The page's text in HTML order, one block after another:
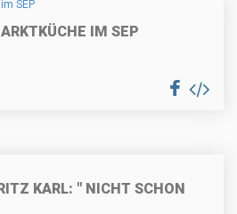
IM SEP
KARL: " NICHT SCHON